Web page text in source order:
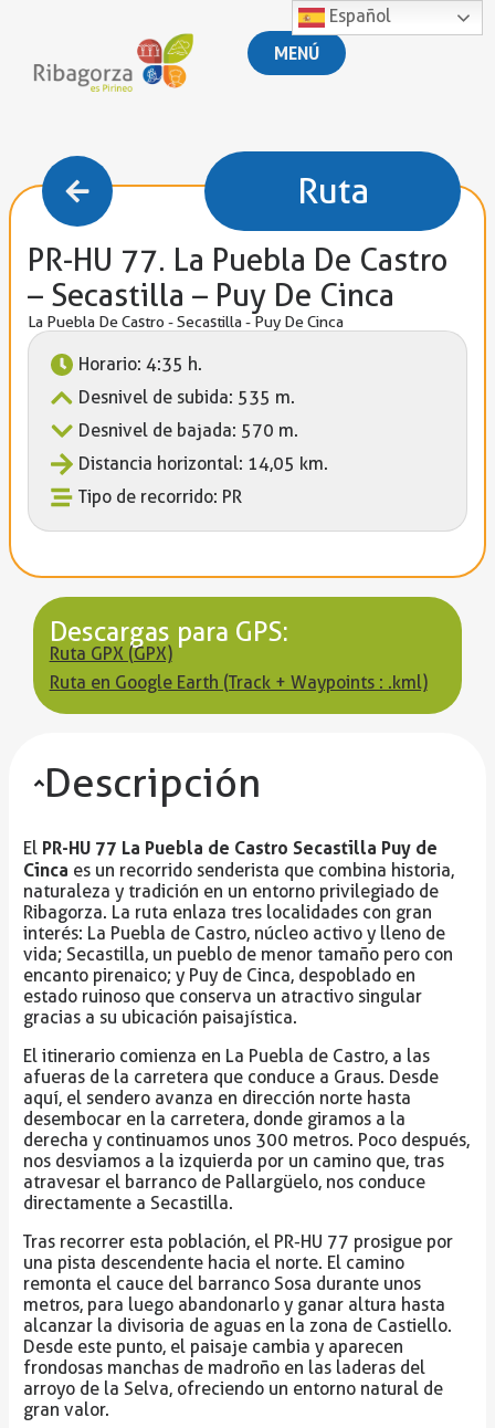
MENÚ
Ruta
PR-HU 77. La Puebla De Castro
– Secastilla – Puy De Cinca
La Puebla De Castro - Secastilla - Puy De Cinca
Horario: 4:35 h.
Desnivel de subida: 535 m.
Desnivel de bajada: 570 m.
Distancia horizontal: 14,05 km.
Tipo de recorrido: PR
Descargas para GPS:
Ruta GPX (GPX)
Ruta en Google Earth (Track + Waypoints : .kml)
Descripción
El PR-HU 77 La Puebla de Castro Secastilla Puy de
Cinca es un recorrido senderista que combina historia,
naturaleza y tradición en un entorno privilegiado de
Ribagorza. La ruta enlaza tres localidades con gran
interés: La Puebla de Castro, núcleo activo y lleno de
vida; Secastilla, un pueblo de menor tamaño pero con
encanto pirenaico; y Puy de Cinca, despoblado en
estado ruinoso que conserva un atractivo singular
gracias a su ubicación paisajística.
El itinerario comienza en La Puebla de Castro, a las
afueras de la carretera que conduce a Graus. Desde
aquí, el sendero avanza en dirección norte hasta
desembocar en la carretera, donde giramos a la
derecha y continuamos unos 300 metros. Poco después,
nos desviamos a la izquierda por un camino que, tras
atravesar el barranco de Pallargüelo, nos conduce
directamente a Secastilla.
Tras recorrer esta población, el PR-HU 77 prosigue por
una pista descendente hacia el norte. El camino
remonta el cauce del barranco Sosa durante unos
metros, para luego abandonarlo y ganar altura hasta
alcanzar la divisoria de aguas en la zona de Castiello.
Desde este punto, el paisaje cambia y aparecen
frondosas manchas de madroño en las laderas del
arroyo de la Selva, ofreciendo un entorno natural de
gran valor.
Español